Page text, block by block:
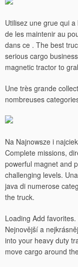
Utilisez une grue qui
de les maintenir au
dans ce . The best
serious cargo
magnetic tractor to
Une très grande
nombreuses
Na Najnowsze i
Complete missions,
powerful magnet and
challenging levels.
java di numerose
the truck.
Loading Add
Nejnovější a
into your heavy duty
move cargo around